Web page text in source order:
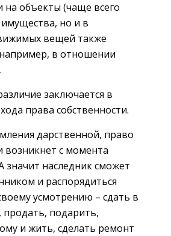
на объекты (чаще всего
но и в
вещей также
в отношении
заключается в
права собственности.
дарственной, право
возникнет с момента
значит наследник сможет
и распорядиться
усмотрению – сдать в
продать, подарить,
и жить, сделать ремонт